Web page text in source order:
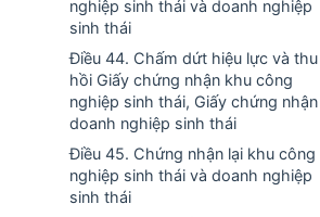
nghiệp sinh thái và doanh nghiệp
sinh thái
Điều 44. Chấm dứt hiệu lực và thu
hồi Giấy chứng nhận khu công
nghiệp sinh thái, Giấy chứng nhận
doanh nghiệp sinh thái
Điều 45. Chứng nhận lại khu công
nghiệp sinh thái và doanh nghiệp
sinh thái